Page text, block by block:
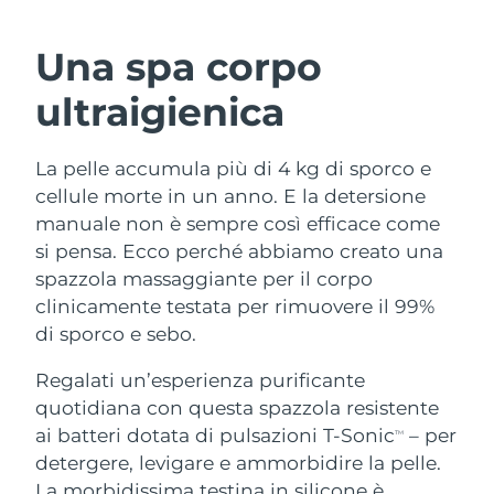
Una spa corpo
ultraigienica
La pelle accumula più di 4 kg di sporco e
cellule morte in un anno. E la detersione
manuale non è sempre così efficace come
si pensa. Ecco perché abbiamo creato una
spazzola massaggiante per il corpo
clinicamente testata per rimuovere il 99%
di sporco e sebo.
Regalati un’esperienza purificante
quotidiana con questa spazzola resistente
ai batteri dotata di pulsazioni T-SonicTM
– per
detergere, levigare e ammorbidire la pelle.
Detersione viso
LUNA™ 4 pacchetto
Anti-aging massage
LUNA™ 4 Plus
Massage, LED heating
LUNA™ 4 Men
For men, anti-aging massage
Lifting viso
BEAR™ 2 pacchetto
Microcurrent toning
BEAR™ 2 go
Microcurrent toning on-the-go
BEAR™ 2 eyes & lips
Microcurrent line smoothing device
Idratazione
UFO™ 3 pacchetto
Deep facial hydration
UFO™ 3 LED
Near-infrared and red light therapy
device
Igiene orale
issa™ 4
Hybrid silicone sonic toothbrush
issa™ 4 plus
Smart hybrid silicone sonic toothbrush
TRATTAMENTI ANTI-AGE FAQ™
Anti-age Trattamenti LED
NEW
Bahrein Consegna stimata
Bermuda Consegna stimata8/16/26
Bosnia ed
Erzegovina
Consegna stimata 8/13/26
Brunei Consegna stimata8/15/26
Bulgaria Consegna stimata
Canada Consegna stimata8/14/26
Cile Consegna stimata8/14/26